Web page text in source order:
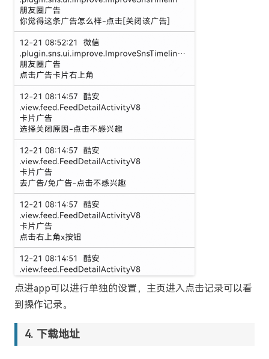
点进app可以进行单独的设置，主页进入点击记录可以看
到操作记录。
下载地址